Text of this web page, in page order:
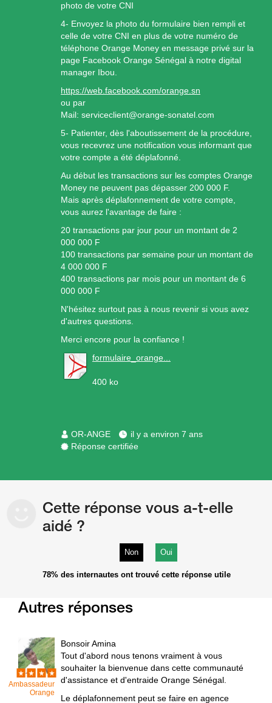
photo de votre CNI
4- Envoyez la photo du formulaire bien rempli et
celle de votre CNI en plus de votre numéro de
téléphone Orange Money en message privé sur la
page Facebook Orange Sénégal à notre digital
manager Ibou.
https://web.facebook.com/orange.sn
ou par
Mail: serviceclient@orange-sonatel.com
5- Patienter, dès l'aboutissement de la procédure,
vous recevrez une notification vous informant que
votre compte a été déplafonné.
Au début les transactions sur les comptes Orange
Money ne peuvent pas dépasser 200 000 F.
Mais après déplafonnement de votre compte,
vous aurez l'avantage de faire :
20 transactions par jour pour un montant de 2
000 000 F
100 transactions par semaine pour un montant de
4 000 000 F
400 transactions par mois pour un montant de 6
000 000 F
N'hésitez surtout pas à nous revenir si vous avez
d'autres questions.
Merci encore pour la confiance !
formulaire_orange...
400 ko
OR-ANGE
il y a environ 7 ans
Réponse certifiée
Cette réponse vous a-t-elle
aidé ?
Non Oui
78% des internautes ont trouvé cette réponse utile
Autres réponses
Ambassadeur
Orange
Bonsoir Amina
Tout d'abord nous tenons vraiment à vous
souhaiter la bienvenue dans cette communauté
d'assistance et d'entraide Orange Sénégal.
Le déplafonnement peut se faire en agence